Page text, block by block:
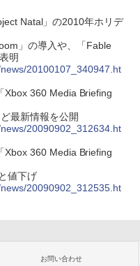
Natal」の2010年ホリデ
」の導入や、「Fable
明
20100107_340947.ht
Xbox 360 Media Briefing
最新情報を公開
20090902_312634.ht
Xbox 360 Media Briefing
値下げ
20090902_312535.ht
お問い合わせ